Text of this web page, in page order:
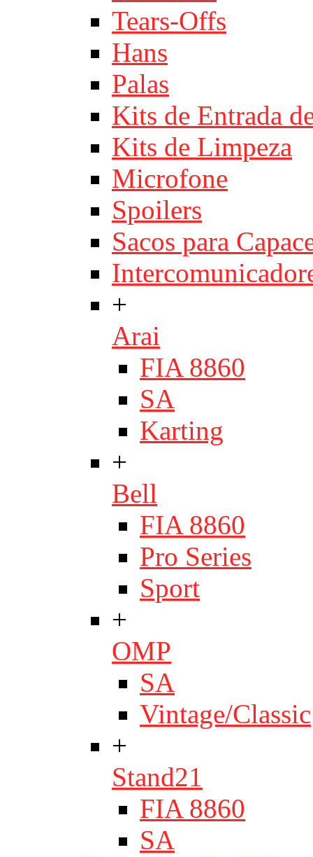
Tears-Offs
Hans
Palas
Kits de Entrada
Kits de Limpeza
Microfone
Spoilers
Sacos para
+
Arai
FIA 8860
SA
Karting
+
Bell
FIA 8860
Pro Series
Sport
+
OMP
SA
Vintage/Classic
+
Stand21
FIA 8860
SA